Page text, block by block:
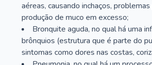
aéreas, causando inchaços,
produção de muco em excesso;
Bronquite aguda, no qual há uma
brônquios (estrutura que é parte do
sintomas como dores nas costas,